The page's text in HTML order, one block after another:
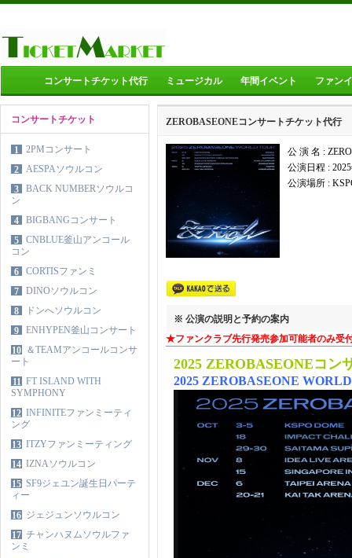
コンサートチケット代行 ミュージカル 年間イベント ファン
コンサートチケット
1
2PMコンサート
2
AESPAソウルコン
3
BACK NUMBERソウルコ
ン
4
BIGBANGコンサート
5
CNBLUE釜山アンコール
コン
6
CORTISファンミ
7
DINOソウルコン
8
ドンへソウルコン
9
ENHYPEN釜山コンサート
10 ＆TEAMアンコールコンサ
ート
11 FT ISLAND WITH
SYMPHONY
12 INFINITEファンミーティ
ング
13 ITZYファンミーティング
14 IZNAソウルコン
15 SF9ジェユン誕生日パーテ
ィー
16 ジェジュンソウルコン
17 チャンハヌムソウルファ
ンミ
ZEROBASEONEコンサートチケット代行
公 演 名 :
公演日程 :
公演場所 :
※ 公演の説明と予約の案内
★ファンクラブ先行発売参加可能者のみ受
2025 ZEROBASEONEコン
2025 ZEROBASEONE